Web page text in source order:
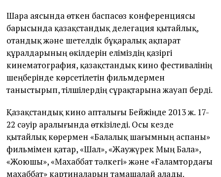
Шара аясында өткен баспасөз конференциясы
барысында қазақстандық делегация қытайлық,
отандық және шетелдік бұқаралық ақпарат
құралдарының өкілдерін еліміздің қазіргі
кинематография, қазақстандық кино фестивалінің
шеңберінде көрсетілетін фильмдермен
таныстырып, тілшілердің сұрақтарына жауап берді.
Қазақстандық кино апталығы Бейжіңде 2013 ж. 17-
22 сәуір аралығында өткізіледі. Осы кезде
қытайлық көрермен «Балалық шағымның аспаны»
фильмімен қатар, «Шал», «Жаужүрек Мың Бала»,
«Жоюшы», «Махаббат тәлкегі» және «Ғаламтордағы
махаббат» картиналарын тамашалай алады.